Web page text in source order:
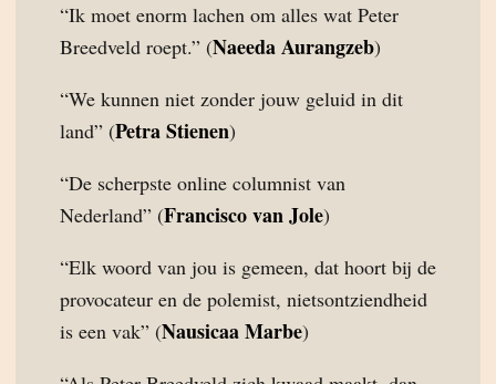
“Ik moet enorm lachen om alles wat Peter
Breedveld roept.” (Naeeda Aurangzeb)
“We kunnen niet zonder jouw geluid in dit
land” (Petra Stienen)
“De scherpste online columnist van
Nederland” (Francisco van Jole)
“Elk woord van jou is gemeen, dat hoort bij de
provocateur en de polemist, nietsontziendheid
is een vak” (Nausicaa Marbe)